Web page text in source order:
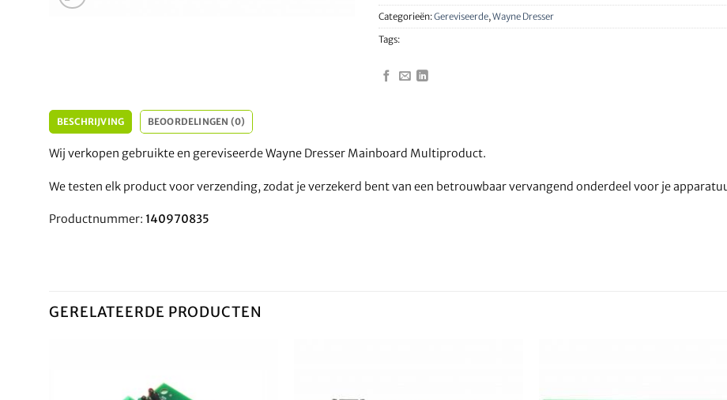
Categorieën:Gereviseerde, Wayne Dresser
Tags:
BESCHRIJVING BEOORDELINGEN (0)
Wij verkopen gebruikte en gereviseerde Wayne Dresser Mainboard Multiproduct.
We testen elk product voor verzending, zodat je verzekerd bent van een betrouwbaar vervangend onderdeel voor je
Productnummer: 140970835
GERELATEERDE PRODUCTEN